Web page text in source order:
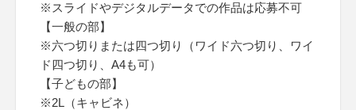
※スライドやデジタルデータでの作品は応募不可
【一般の部】
※六つ切りまたは四つ切り（ワイド六つ切り、ワイ
ド四つ切り、A4も可）
【子どもの部】
※2L（キャビネ）